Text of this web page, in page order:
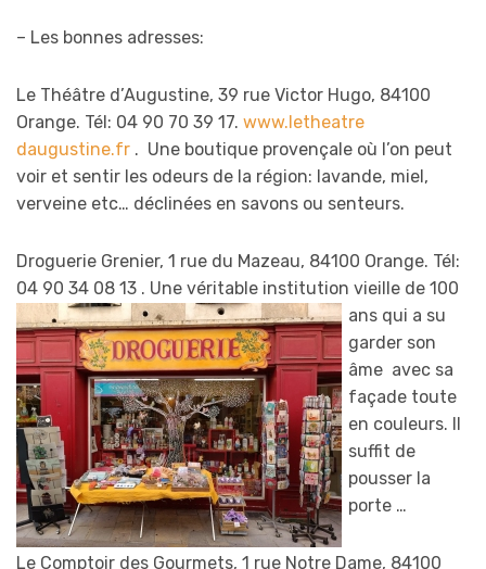
– Les bonnes adresses:
Le Théâtre d’Augustine, 39 rue Victor Hugo, 84100
Orange. Tél: 04 90 70 39 17. www.letheatre
daugustine.fr . Une boutique provençale où l’on peut
voir et sentir les odeurs de la région: lavande, miel,
verveine etc… déclinées en savons ou senteurs.
Droguerie Grenier, 1 rue du Mazeau, 84100 Orange. Tél:
04 90 34 08 13 . Une véritable institution vieille de 100
ans qui a su
garder son
âme avec sa
façade toute
en couleurs. Il
suffit de
pousser la
porte …
Le Comptoir des Gourmets, 1 rue Notre Dame, 84100